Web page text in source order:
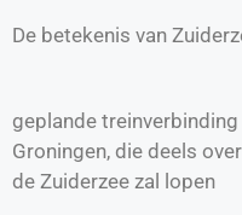
De betekenis van
geplande
Groningen, die deels
de Zuiderzee zal lopen